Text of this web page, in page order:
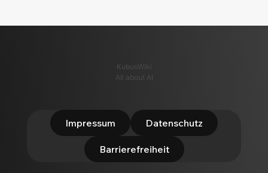
KubusWiki
All about AI
Impressum Datenschutz
Barrierefreiheit